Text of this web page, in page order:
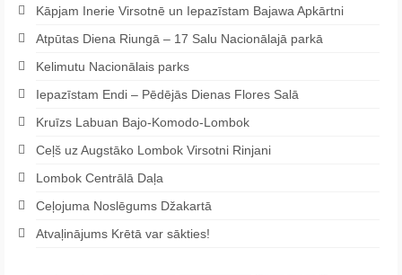
Kāpjam Inerie Virsotnē un Iepazīstam Bajawa Apkārtni
Atpūtas Diena Riungā – 17 Salu Nacionālajā parkā
Kelimutu Nacionālais parks
Iepazīstam Endi – Pēdējās Dienas Flores Salā
Kruīzs Labuan Bajo-Komodo-Lombok
Ceļš uz Augstāko Lombok Virsotni Rinjani
Lombok Centrālā Daļa
Ceļojuma Noslēgums Džakartā
Atvaļinājums Krētā var sākties!